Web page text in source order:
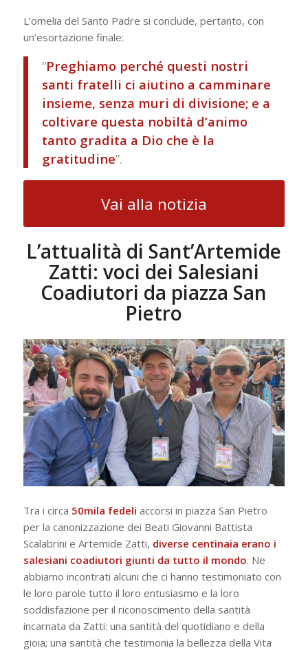
L’omelia del Santo Padre si conclude, pertanto, con
un’esortazione finale:
“Preghiamo perché questi nostri
santi fratelli ci aiutino a camminare
insieme, senza muri di divisione; e a
coltivare questa nobiltà d’animo
tanto gradita a Dio che è la
gratitudine”.
Vai alla notizia
L’attualità di Sant’Artemide
Zatti: voci dei Salesiani
Coadiutori da piazza San
Pietro
Tra i circa 50mila fedeli accorsi in piazza San Pietro
per la canonizzazione dei Beati Giovanni Battista
Scalabrini e Artemide Zatti, diverse centinaia erano i
salesiani coadiutori giunti da tutto il mondo. Ne
abbiamo incontrati alcuni che ci hanno testimoniato con
le loro parole tutto il loro entusiasmo e la loro
soddisfazione per il riconoscimento della santità
incarnata da Zatti: una santità del quotidiano e della
gioia; una santità che testimonia la bellezza della Vita